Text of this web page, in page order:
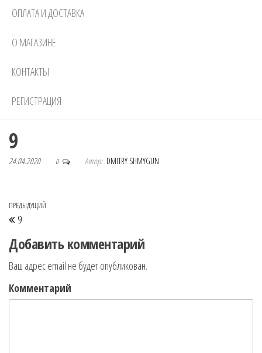
ОПЛАТА И ДОСТАВКА
О МАГАЗИНЕ
КОНТАКТЫ
РЕГИСТРАЦИЯ
9
24.04.2020 0 Автор: DMITRY SHMYGUN
Навигация по записям
Предыдущая запись
ПРЕДЫДУЩИЙ
9
Добавить комментарий
Ваш адрес email не будет опубликован.
Комментарий